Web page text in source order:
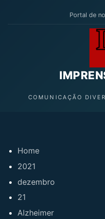
Portal de
COMUNICAÇÃO
Home
2021
dezembro
21
Alzheimer